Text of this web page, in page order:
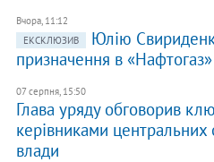
Вчора, 11:12
ЕКСКЛЮЗИВ
Юлію
призначення в «Нафтогаз»
07 серпня, 15:50
Глава уряду обговорив
керівниками центральних
влади